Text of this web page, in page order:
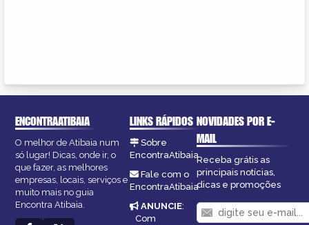
ENCONTRAATIBAIA
O melhor de Atibaia num
só lugar! Dicas, onde ir, o
que fazer, as melhores
empresas, locais, serviços e
muito mais no guia
Encontra Atibaia.
LINKS RÁPIDOS
Sobre
EncontraAtibaia
Fale com o
EncontraAtibaia
ANUNCIE:
Com
NOVIDADES POR E-
MAIL
Receba grátis as
principais notícias,
dicas e promoções